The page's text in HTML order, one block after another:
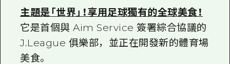
主題是「世界」！享用足球獨有的全球美食！
它是首個與 Aim Service 簽署綜合協議的
J.League 俱樂部，並正在開發新的體育場
美食。